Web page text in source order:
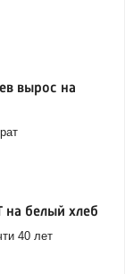
вырос на
на белый хлеб
40 лет